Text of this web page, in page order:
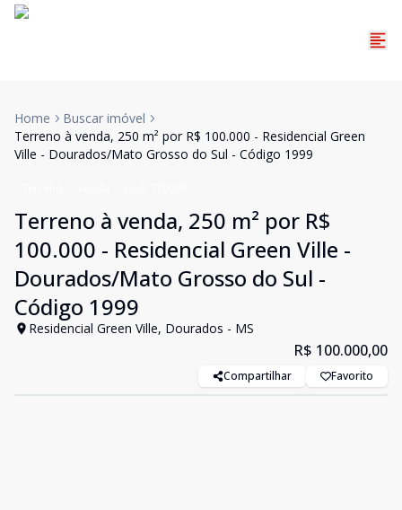
Home
Buscar imóvel
Terreno à venda, 250 m² por R$ 100.000 - Residencial Green
Ville - Dourados/Mato Grosso do Sul - Código 1999
Terreno à venda, 250 m² por R$
100.000 - Residencial Green Ville -
Dourados/Mato Grosso do Sul -
Código 1999
Residencial Green Ville, Dourados - MS
R$ 100.000,00
Compartilhar Favorito